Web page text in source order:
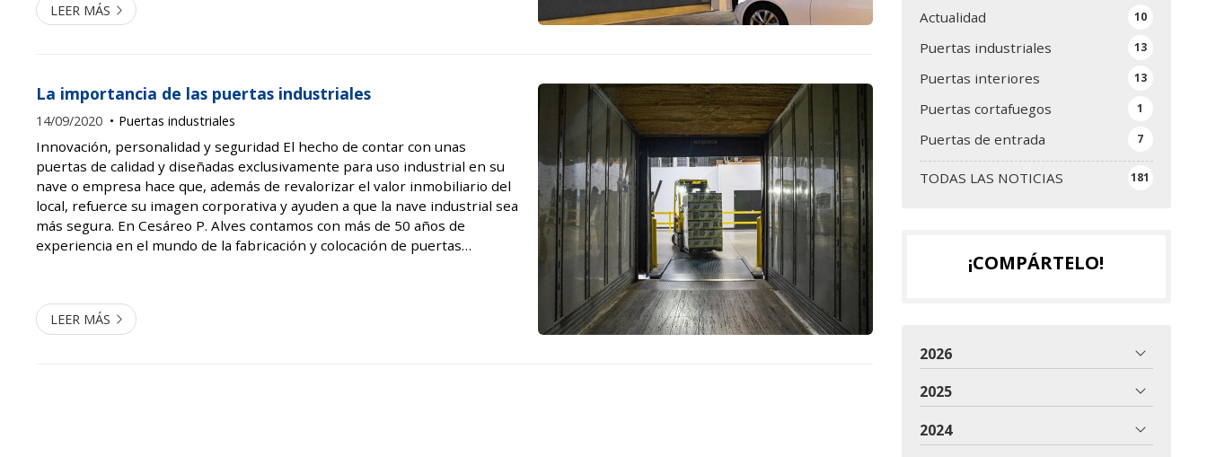
TODAS LAS NOTICIAS 181
Actualidad 10
Puertas industriales 13
Puertas interiores 13
Puertas cortafuegos 1
Puertas de entrada 7
LEER MÁS
La importancia de las puertas industriales
14/09/2020 Puertas industriales
Innovación, personalidad y seguridad El hecho de contar con unas
puertas de calidad y diseñadas exclusivamente para uso industrial en su
nave o empresa hace que, además de revalorizar el valor inmobiliario del
local, refuerce su imagen corporativa y ayuden a que la nave industrial sea
más segura. En Cesáreo P. Alves contamos con más de 50 años de
experiencia en el mundo de la fabricación y colocación de puertas
LEER MÁS
¡COMPÁRTELO!
2026
2025
2024